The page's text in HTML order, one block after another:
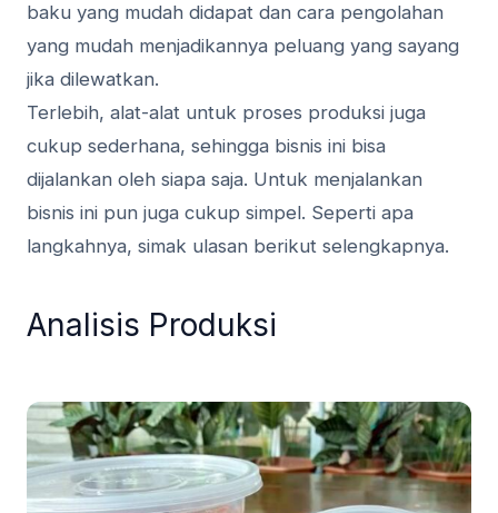
baku yang mudah didapat dan cara pengolahan
yang mudah menjadikannya peluang yang sayang
jika dilewatkan.
Terlebih, alat-alat untuk proses produksi juga
cukup sederhana, sehingga bisnis ini bisa
dijalankan oleh siapa saja. Untuk menjalankan
bisnis ini pun juga cukup simpel. Seperti apa
langkahnya, simak ulasan berikut selengkapnya.
Analisis Produksi